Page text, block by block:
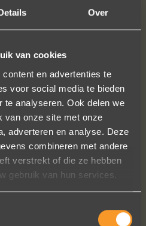
Over
van cookies
en advertenties te
voor social media te bieden
te analyseren. Ook delen we
van onze site met onze
adverteren en analyse. Deze
combineren met andere
verstrekt of die ze hebben
gebruik van hun services.
sieraden! Na mn
nu aan mn andere
Zo trots als
ben ik.
Melis